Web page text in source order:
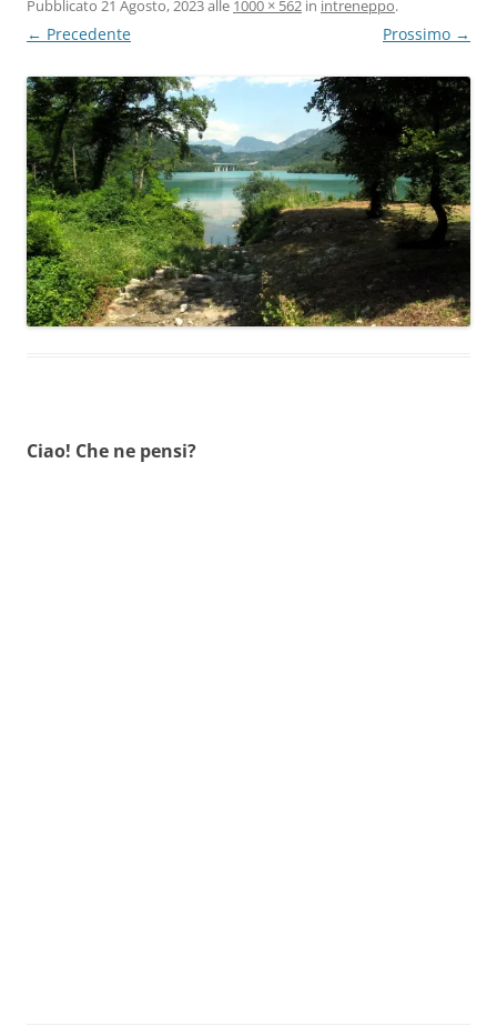
Pubblicato 21 Agosto, 2023alle 1000 × 562 in intreneppo.
← Precedente Prossimo →
Ciao! Che ne pensi?